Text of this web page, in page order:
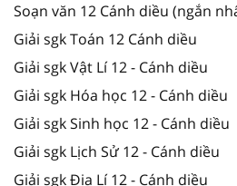
Soạn văn 12 Cánh diều (ngắn
Giải sgk Toán 12 Cánh diều
Giải sgk Vật Lí 12 - Cánh diều
Giải sgk Hóa học 12 - Cánh diều
Giải sgk Sinh học 12 - Cánh diều
Giải sgk Lịch Sử 12 - Cánh diều
Giải sgk Địa Lí 12 - Cánh diều